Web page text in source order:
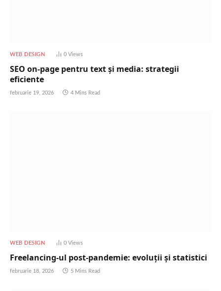
WEB DESIGN 0 Views
SEO on-page pentru text și media: strategii
eficiente
februarie 19, 2026 4 Mins Read
WEB DESIGN 0 Views
Freelancing-ul post-pandemie: evoluții și statistici
februarie 18, 2026 5 Mins Read